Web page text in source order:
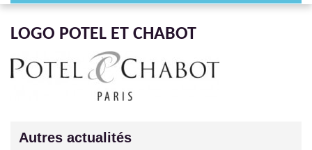
LOGO POTEL ET CHABOT
Autres actualités